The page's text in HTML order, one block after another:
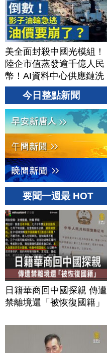
美全面封殺中國光模組！
陸企市值蒸發逾千億人民
幣！AI資料中心供應鏈洗
牌？台灣喜迎轉單！成關
鍵樞紐？｜#財經新聞
│20260805 (三)
今日整點新聞
要聞一週最 HOT
日籍華商回中國探親 傳遭
禁離境還「被恢復國籍」